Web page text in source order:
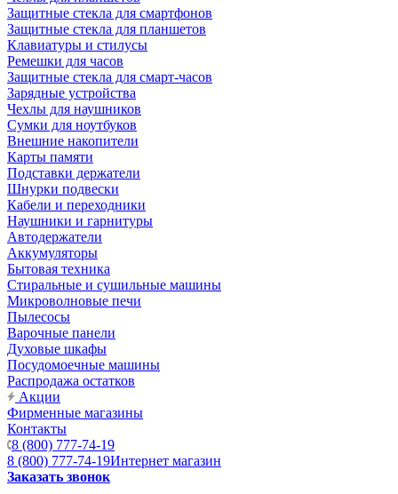
Защитные стекла для смартфонов
Защитные стекла для планшетов
Клавиатуры и стилусы
Ремешки для часов
Защитные стекла для смарт-часов
Зарядные устройства
Чехлы для наушников
Сумки для ноутбуков
Внешние накопители
Карты памяти
Подставки держатели
Шнурки подвески
Кабели и переходники
Наушники и гарнитуры
Автодержатели
Аккумуляторы
Бытовая техника
Стиральные и сушильные машины
Микроволновые печи
Пылесосы
Варочные панели
Духовые шкафы
Посудомоечные машины
Распродажа остатков
Акции
Фирменные магазины
Контакты
8 (800) 777-74-19
8 (800) 777-74-19Интернет магазин
Заказать звонок